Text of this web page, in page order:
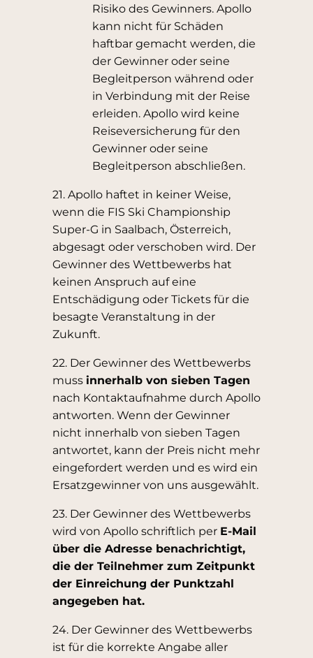
Risiko des Gewinners. Apollo
kann nicht für Schäden
haftbar gemacht werden, die
der Gewinner oder seine
Begleitperson während oder
in Verbindung mit der Reise
erleiden. Apollo wird keine
Reiseversicherung für den
Gewinner oder seine
Begleitperson abschließen.
21. Apollo haftet in keiner Weise,
wenn die FIS Ski Championship
Super-G in Saalbach, Österreich,
abgesagt oder verschoben wird. Der
Gewinner des Wettbewerbs hat
keinen Anspruch auf eine
Entschädigung oder Tickets für die
besagte Veranstaltung in der
Zukunft.
22. Der Gewinner des Wettbewerbs
muss innerhalb von sieben Tagen
nach Kontaktaufnahme durch Apollo
antworten. Wenn der Gewinner
nicht innerhalb von sieben Tagen
antwortet, kann der Preis nicht mehr
eingefordert werden und es wird ein
Ersatzgewinner von uns ausgewählt.
23. Der Gewinner des Wettbewerbs
wird von Apollo schriftlich per E-Mail
über die Adresse benachrichtigt,
die der Teilnehmer zum Zeitpunkt
der Einreichung der Punktzahl
angegeben hat.
24. Der Gewinner des Wettbewerbs
ist für die korrekte Angabe aller